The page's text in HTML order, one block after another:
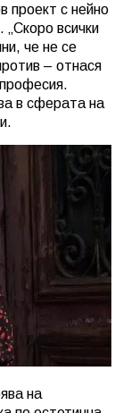
проект с нейно
„Скоро всички
че не се
– отнася
в сферата на
на